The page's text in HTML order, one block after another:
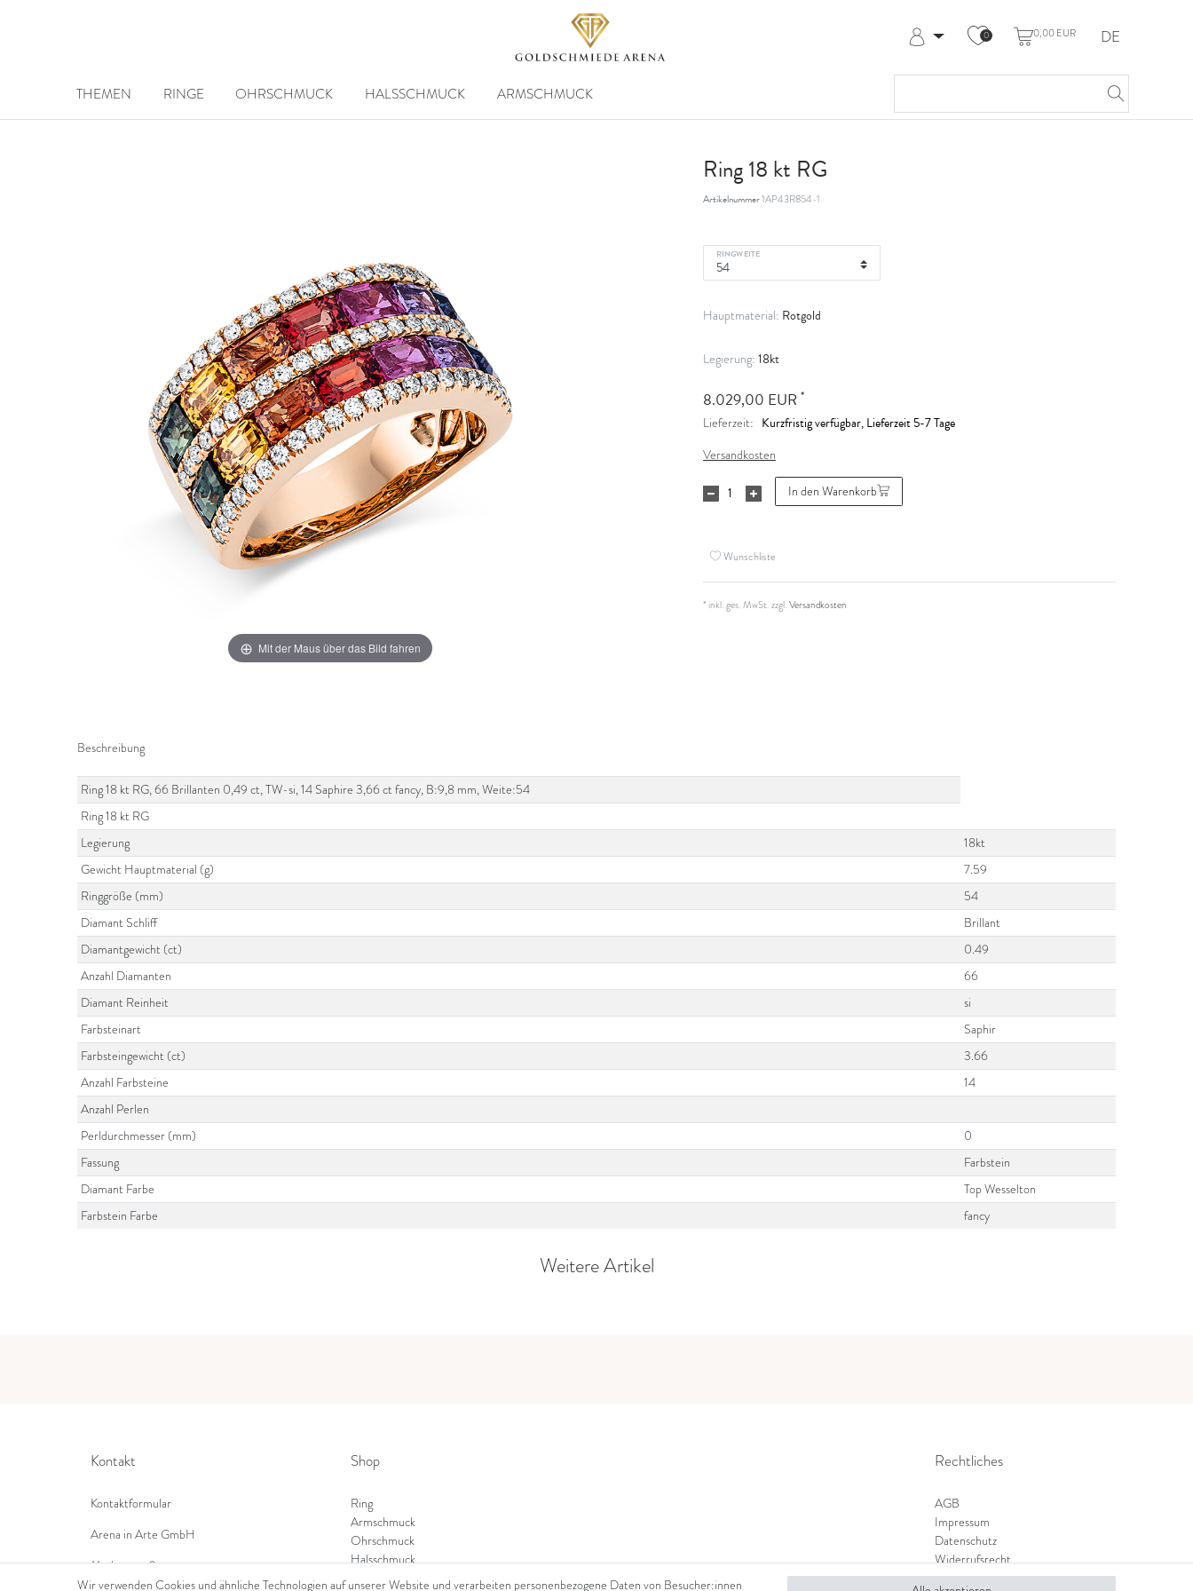
0 0,00 EUR DE
THEMEN RINGE OHRSCHMUCK HALSSCHMUCK ARMSCHMUCK
Mit der Maus über das Bild fahren
Ring 18 kt RG
Artikelnummer1AP43R854-1
RINGWEITE
Hauptmaterial: Rotgold
Legierung: 18kt
8.029,00 EUR *
Lieferzeit: Kurzfristig verfügbar, Lieferzeit 5-7 Tage
Versandkosten
In den Warenkorb
Wunschliste
* inkl. ges. MwSt. zzgl.Versandkosten
Beschreibung
Ring 18 kt RG, 66 Brillanten 0,49 ct, TW-si, 14 Saphire 3,66 ct fancy, B:9,8 mm, Weite:54
Ring 18 kt RG
Legierung
18kt
Gewicht Hauptmaterial (g)
7.59
Ringgröße (mm)
54
Diamant Schliff
Brillant
Diamantgewicht (ct)
0.49
Anzahl Diamanten
66
Diamant Reinheit
si
Farbsteinart
Saphir
Farbsteingewicht (ct)
3.66
Anzahl Farbsteine
14
Anzahl Perlen
Perldurchmesser (mm)
0
Fassung
Farbstein
Diamant Farbe
Top Wesselton
Farbstein Farbe
fancy
Weitere Artikel
Kontakt
Kontaktformular
Arena in Arte GmbH
Marktgasse 2,
8600 Dübendorf
Shop
Ring
Armschmuck
Ohrschmuck
Halsschmuck
Rechtliches
AGB
Impressum
Datenschutz
Widerrufsrecht
Zahlung und Versand
Wir verwenden Cookies und ähnliche Technologien auf unserer Website und verarbeiten personenbezogene Daten von Besucher:innen